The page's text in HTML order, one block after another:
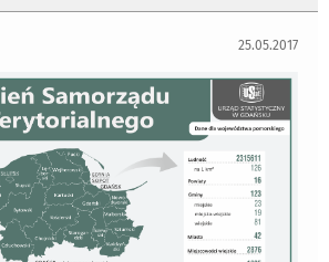
25.05.2017